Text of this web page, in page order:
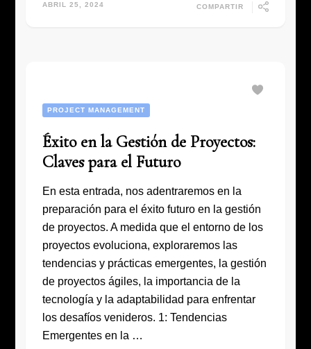
ABRIL 25, 2024 COMPARTIR
PROJECT MANAGEMENT
Éxito en la Gestión de Proyectos:
Claves para el Futuro
En esta entrada, nos adentraremos en la
preparación para el éxito futuro en la gestión
de proyectos. A medida que el entorno de los
proyectos evoluciona, exploraremos las
tendencias y prácticas emergentes, la gestión
de proyectos ágiles, la importancia de la
tecnología y la adaptabilidad para enfrentar
los desafíos venideros. 1: Tendencias
Emergentes en la …